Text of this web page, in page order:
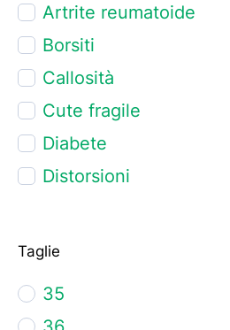
Artrite reumatoide
Borsiti
Callosità
Cute fragile
Diabete
Distorsioni
Dolore ai piedi
articolazioni
Taglie
35